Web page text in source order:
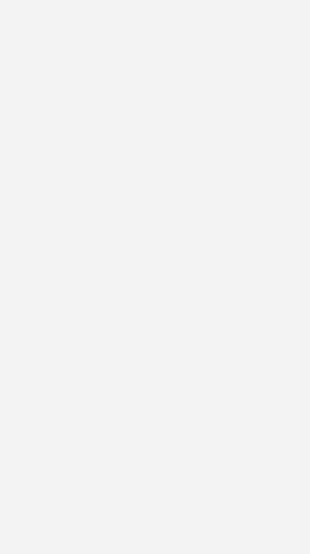
und Vibrations-
Sie definiert für
Stunden-Arbeitstag normierten
dessen der Arbeitgeber aktiv
sind nicht zulässig. Müssen
die diese Werte
die Weiß­
Ausfälle oder gar
ob er den Anforderungen der
bestimmen, ob Handlungsbedarf
zusätzlichen ergonomischen Aspekte
diese sind es, die den
Tools veranlassten, ­eine
um die Ergonomie von
zu beurteilen.